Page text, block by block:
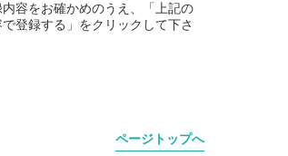
内容をお確かめのうえ、「上記の
で登録する」をクリックして下さ
ページトップへ